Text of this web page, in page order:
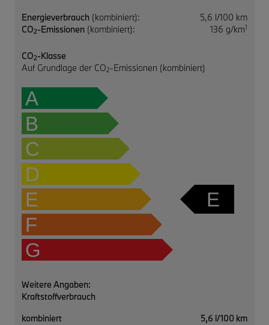
Energieverbrauch (kombiniert):
5,6 l/100 km
CO2-Emissionen (kombiniert): 136 g/km1
CO2-Klasse
Auf Grundlage der CO2-Emissionen (kombiniert)
A
B
C
D
E
F
G
E
Weitere Angaben:
Kraftstoffverbrauch
kombiniert
5,6 l/100 km